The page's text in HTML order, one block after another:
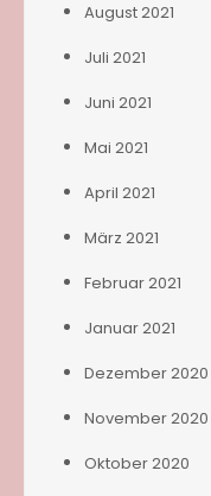
August 2021
Juli 2021
Juni 2021
Mai 2021
April 2021
März 2021
Februar 2021
Januar 2021
Dezember 2020
November 2020
Oktober 2020